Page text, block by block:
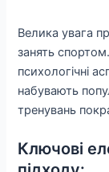
Велика увага
занять
психологічні
набувають
тренувань
Ключові